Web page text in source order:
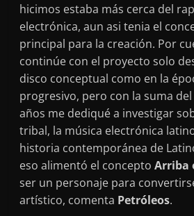
hicimos estaba más cerca del
electrónica, aun asi tenia el
principal para la creación. Por
continúe con el proyecto solo
disco conceptual como en la
progresivo, pero con la suma
años me dediqué a investigar
tribal, la música electrónica
historia contemporánea de
eso alimentó el conceptoArriba
ser un personaje para
artístico, comenta Petróleos.